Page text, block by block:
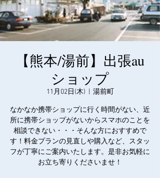
【熊本/湯前】出張au
ショップ
11月02日(木) 湯前町
なかなか携帯ショップに行く時間がない、近
所に携帯ショップがないからスマホのことを
相談できない・・・そんな方におすすめで
す！料金プランの見直しや購入など、スタッ
フが丁寧にご案内いたします。是非お気軽に
お立ち寄りくださいませ！